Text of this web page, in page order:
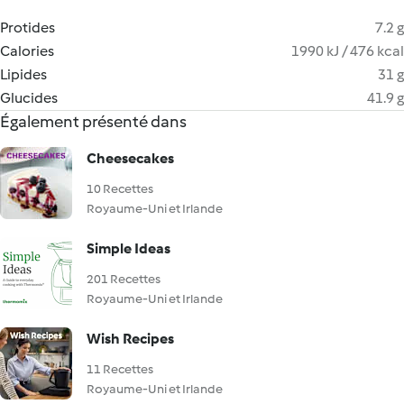
Protides
7.2 g
Calories
1990 kJ / 476 kcal
Lipides
31 g
Glucides
41.9 g
Également présenté dans
Cheesecakes
10 Recettes
Royaume-Uni et Irlande
Simple Ideas
201 Recettes
Royaume-Uni et Irlande
Wish Recipes
11 Recettes
Royaume-Uni et Irlande